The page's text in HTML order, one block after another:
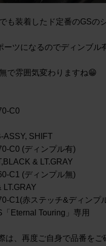
も装着したド定番のGSの
ーツになるのでディンブル
で雰囲気変わりますね😁
C0
ASSY, SHIFT
C0 (ディンプル有)
& LT.GRAY
C1 (ディンプル無)
C1(赤ステッチ&ディンプ
Eternal Touring」専用
は、再度ご自身で品番をご